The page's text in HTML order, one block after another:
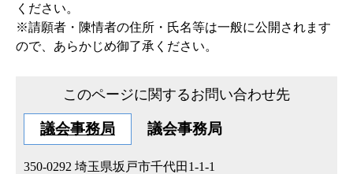
ください。
※請願者・陳情者の住所・氏名等は一般に公開されます
ので、あらかじめ御了承ください。
このページに関するお問い合わせ先
議会事務局 議会事務局
350-0292 埼玉県坂戸市千代田1-1-1